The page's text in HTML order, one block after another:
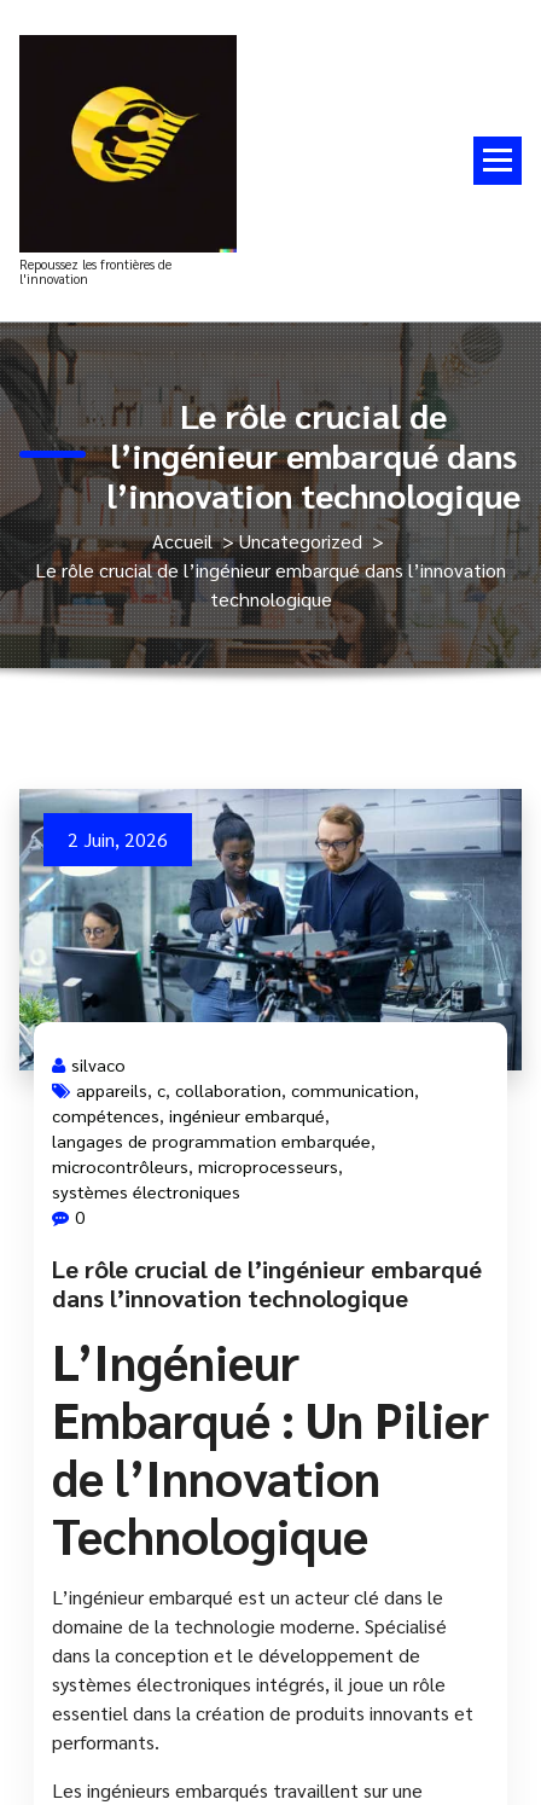
Repoussez les frontières de
l'innovation
Le rôle crucial de
l’ingénieur embarqué dans
l’innovation technologique
Accueil>Uncategorized>
Le rôle crucial de l’ingénieur embarqué dans l’innovation
technologique
2 Juin, 2026
silvaco
appareils, c, collaboration, communication,
compétences, ingénieur embarqué,
langages de programmation embarquée,
microcontrôleurs, microprocesseurs,
systèmes électroniques
0
Le rôle crucial de l’ingénieur embarqué
dans l’innovation technologique
L’Ingénieur
Embarqué : Un Pilier
de l’Innovation
Technologique
L’ingénieur embarqué est un acteur clé dans le
domaine de la technologie moderne. Spécialisé
dans la conception et le développement de
systèmes électroniques intégrés, il joue un rôle
essentiel dans la création de produits innovants et
performants.
Les ingénieurs embarqués travaillent sur une